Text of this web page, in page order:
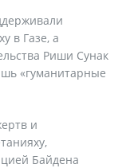
в Газе, а
Риши Сунак
«гуманитарные
и
Байдена